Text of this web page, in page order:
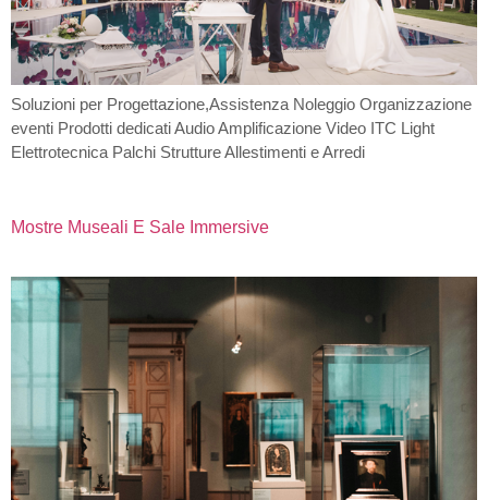
Soluzioni per Progettazione,Assistenza Noleggio Organizzazione
eventi Prodotti dedicati Audio Amplificazione Video ITC Light
Elettrotecnica Palchi Strutture Allestimenti e Arredi
Mostre Museali E Sale Immersive